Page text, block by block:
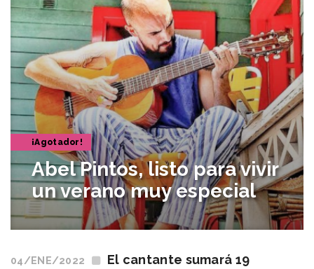
¡Agotador!
Abel Pintos, listo para vivir
un verano muy especial
04/ENE/2022
El cantante sumará 19